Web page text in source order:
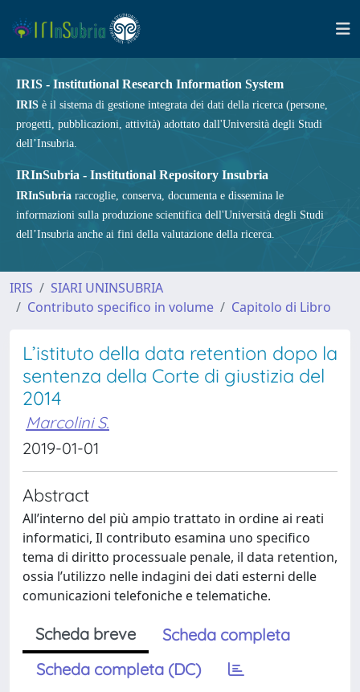
IRIS - Institutional Research Information System
IRIS è il sistema di gestione integrata dei dati della ricerca (persone,
progetti, pubblicazioni, attività) adottato dall'Università degli Studi
dell’Insubria.
IRInSubria - Institutional Repository Insubria
IRInSubria raccoglie, conserva, documenta e dissemina le
informazioni sulla produzione scientifica dell'Università degli Studi
dell’Insubria anche ai fini della valutazione della ricerca.
IRIS
SIARI UNINSUBRIA
Contributo specifico in volume
Capitolo di Libro
L’istituto della data retention dopo la
sentenza della Corte di giustizia del
2014
Marcolini S.
2019-01-01
Abstract
All’interno del più ampio trattato in ordine ai reati
informatici, Il contributo esamina uno specifico
tema di diritto processuale penale, il data retention,
ossia l’utilizzo nelle indagini dei dati esterni delle
comunicazioni telefoniche e telematiche.
Scheda breve
Scheda completa
Scheda completa (DC)